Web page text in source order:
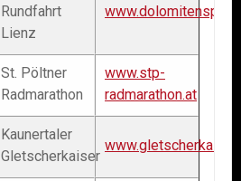
Rundfahrt
Lienz
St. Pöltner
Radmarathon
www.stp-
radmarathon.at
Kaunertaler
Gletscherkaiser